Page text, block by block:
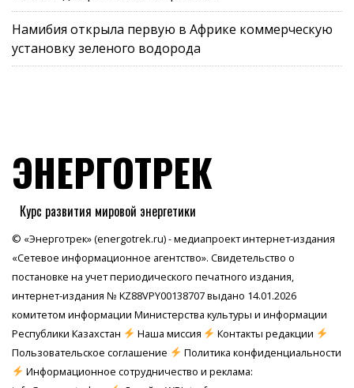
Намибия открыла первую в Африке коммерческую
установку зеленого водорода
ЭНЕРГОТРЕК
Курс развития мировой энергетики
© «Энерготрек» (energotrek.ru) - медиапроект интернет-издания
«Сетевое информационное агентство». Свидетельство о
постановке на учет периодического печатного издания,
интернет-издания № KZ88VPY00138707 выдано 14.01.2026
комитетом информации Министерства культуры и информации
Республики Казахстан
Наша миссия
Контакты редакции
Пользовательское соглашение
Политика конфиденциальности
Информационное сотрудничество и реклама: